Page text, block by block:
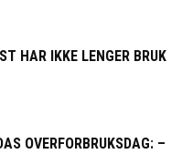
HAR IKKE LENGER BRUK
OVERFORBRUKSDAG: –